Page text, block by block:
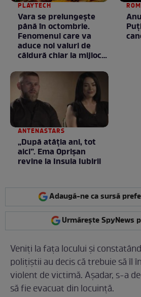
PLAYTECH
Vara se prelungeşte
până în octombrie.
Fenomenul care va
aduce noi valuri de
căldură chiar la mijlocul
ANTENASTARS
„După atâția ani, tot
aici”. Ema Oprișan
revine la Insula Iubirii
Adaugă-ne ca sursă
Urmărește SpyNews
Veniți la fața locului și
polițiștii au decis că trebuie să îl
violent de victimă. Așadar, s-a
să fie evacuat din locuință.